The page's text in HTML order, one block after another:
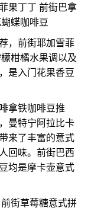
果丁丁 前街巴拿
蝶咖啡豆
，前街耶加雪菲
柑橘水果调以及
是入门花果香豆
拿铁咖啡豆推
曼特宁阿拉比卡
来了丰富的意式
回味。前街巴西
均是摩卡壶意式
街草莓糖意式拼